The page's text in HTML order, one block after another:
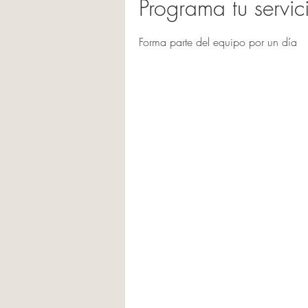
Programa tu
Forma parte del equipo por un día